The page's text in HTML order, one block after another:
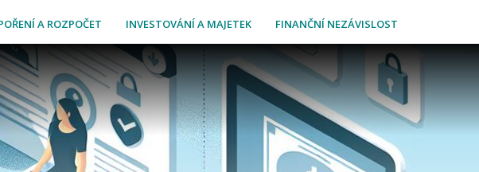
A ROZPOČET INVESTOVÁNÍ A MAJETEK FINANČNÍ NEZÁVISLOST